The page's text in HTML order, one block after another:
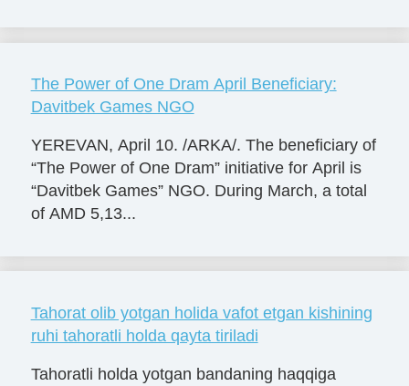
The Power of One Dram April Beneficiary:
Davitbek Games NGO
YEREVAN, April 10. /ARKA/. The beneficiary of
“The Power of One Dram” initiative for April is
“Davitbek Games” NGO. During March, a total
of AMD 5,13...
Tahorat olib yotgan holida vafot etgan kishining
ruhi tahoratli holda qayta tiriladi
Tahoratli holda yotgan bandaning haqqiga